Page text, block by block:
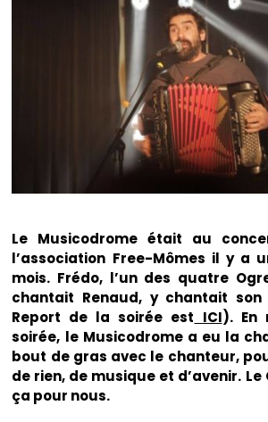
Le Musicodrome était au
l’association Free-Mômes il y a
mois. Frédo, l’un des quatre
chantait Renaud, y chantait son
Report de la soirée est ICI). En
soirée, le Musicodrome a eu la
bout de gras avec le chanteur,
de rien, de musique et d’avenir.
ça pour nous.